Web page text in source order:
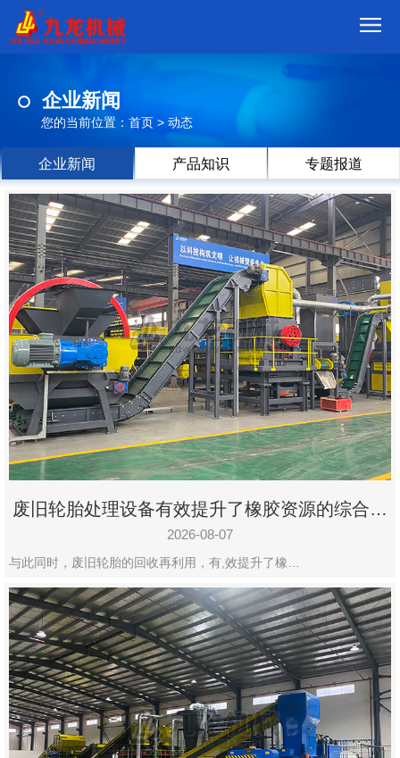
品
视
频
现
场
方
案
动
态
联
系
郑
州
市
九
设
有
限
公
司
豫
ICP
备
企业新闻
您的当前位置： 首页 > 动态
企业新闻 产品知识 专题报道
废旧轮胎处理设备有效提升了橡胶资源的综合利
用率
2026-08-07
与此同时，废旧轮胎的回收再利用，有,效提升了橡…